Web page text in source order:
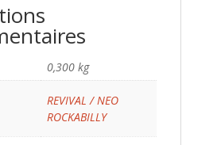
0,300 kg
REVIVAL / NEO
ROCKABILLY